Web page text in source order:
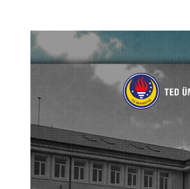
Social
Icons